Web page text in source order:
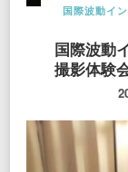
国際波動イ
国際波動
撮影体験